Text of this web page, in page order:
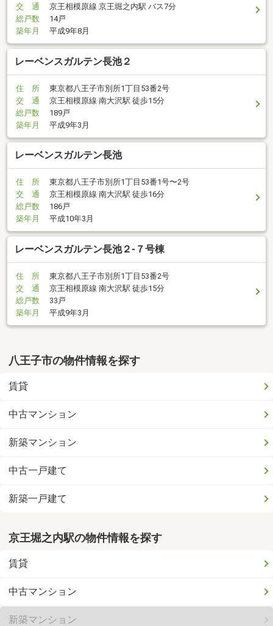
交 通
京王相模原線 京王堀之内駅 バス7分
総戸数
14戸
築年月
平成9年8月
レーベンスガルテン長池２
住 所
東京都八王子市別所1丁目53番2号
交 通
京王相模原線 南大沢駅 徒歩15分
総戸数
189戸
築年月
平成9年3月
レーベンスガルテン長池
住 所
東京都八王子市別所1丁目53番1号〜2号
交 通
京王相模原線 南大沢駅 徒歩16分
総戸数
186戸
築年月
平成10年3月
レーベンスガルテン長池２-７号棟
住 所
東京都八王子市別所1丁目53番2号
交 通
京王相模原線 南大沢駅 徒歩15分
総戸数
33戸
築年月
平成9年3月
八王子市の物件情報を探す
賃貸
中古マンション
新築マンション
中古一戸建て
新築一戸建て
京王堀之内駅の物件情報を探す
賃貸
中古マンション
新築マンション